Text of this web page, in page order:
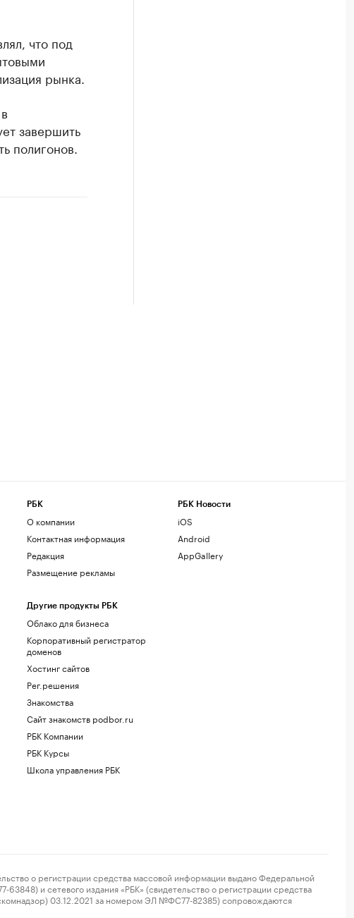
что под
рынка.
завершить
полигонов.
РБК
О компании
Контактная информация
Редакция
Размещение рекламы
Другие продукты РБК
Облако для бизнеса
Корпоративный регистратор
доменов
Хостинг сайтов
Рег.решения
Знакомства
Сайт знакомств podbor.ru
РБК Компании
РБК Курсы
Школа управления РБК
РБК Новости
iOS
Android
AppGallery
о регистрации средства массовой информации выдано Федеральной
и сетевого издания «РБК» (свидетельство о регистрации средства
03.12.2021 за номером ЭЛ №ФС77-82385) сопровождаются